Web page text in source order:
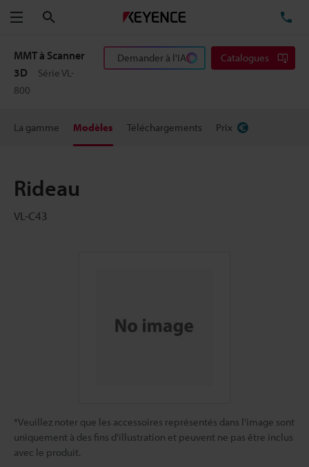
Menu
MMT à Scanner
3D
Série VL-
800
Demander à l'IA Catalogues
La gamme Modèles Téléchargements Prix
Rideau
VL-C43
*Veuillez noter que les accessoires représentés dans l'image sont
uniquement à des fins d'illustration et peuvent ne pas être inclus
avec le produit.